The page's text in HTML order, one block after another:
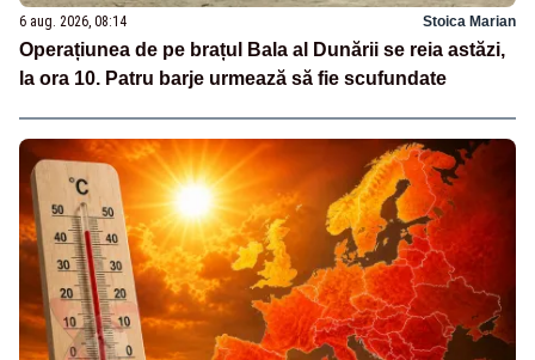
6 aug. 2026, 08:14 Stoica Marian
Operațiunea de pe brațul Bala al Dunării se reia astăzi,
la ora 10. Patru barje urmează să fie scufundate